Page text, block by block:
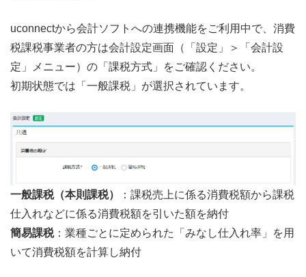
uconnectから会計ソフトへの連携機能をご利用中で、消費
税課税事業者の方は会計設定画面（「設定」＞「会計設
定」メニュー）の「課税方式」をご確認ください。
初期状態では「一般課税」が選択されています。
一般課税（本則課税）
：課税売上に係る消費税額から課税
仕入れなどに係る消費税額を引いた額を納付
簡易課税：業種ごとに定められた「みなし仕入れ率」を用
いて消費税額を計算し納付